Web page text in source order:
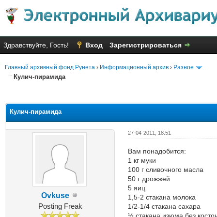
Здравствуйте, Гость! Вход Зарегистрироваться
Главный архивный фонд Рунета › Информационный архив › Разное
Кулич-пирамида
Кулич-пирамида
Ovkuse
Posting Freak
27-04-2011, 18:51
Вам понадобится:
1 кг муки
100 г сливочного масла
50 г дрожжей
5 яиц
1,5-2 стакана молока
1/2-1/4 стакана сахара